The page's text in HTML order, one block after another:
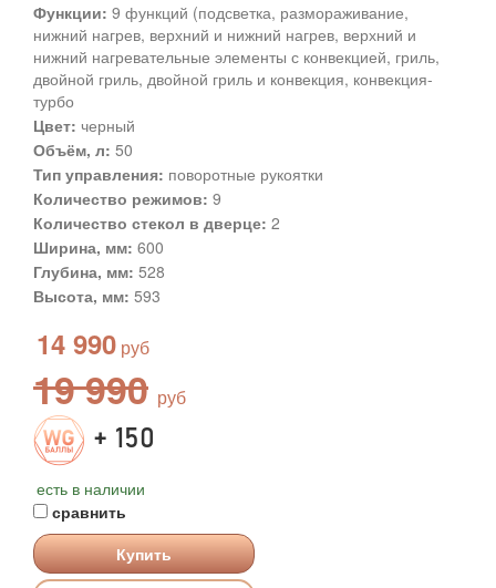
Функции: 9 функций (подсветка, размораживание,
нижний нагрев, верхний и нижний нагрев, верхний и
нижний нагревательные элементы с конвекцией, гриль,
двойной гриль, двойной гриль и конвекция, конвекция-
турбо
Цвет: черный
Объём, л: 50
Тип управления: поворотные рукоятки
Количество режимов: 9
Количество стекол в дверце: 2
Ширина, мм: 600
Глубина, мм: 528
Высота, мм: 593
14 990
19 990
+ 150
есть в наличии
сравнить
Купить